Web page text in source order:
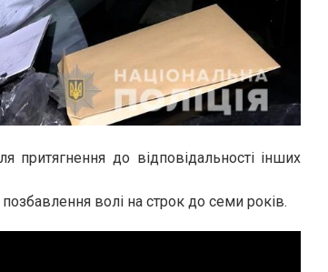
притягнення до відповідальності інших
волі на строк до семи років.